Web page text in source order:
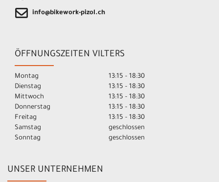
info@bikework-pizol.ch
ÖFFNUNGSZEITEN VILTERS
Montag
13:15 - 18:30
Dienstag
13:15 - 18:30
Mittwoch
13:15 - 18:30
Donnerstag
13:15 - 18:30
Freitag
13:15 - 18:30
Samstag
geschlossen
Sonntag
geschlossen
UNSER UNTERNEHMEN